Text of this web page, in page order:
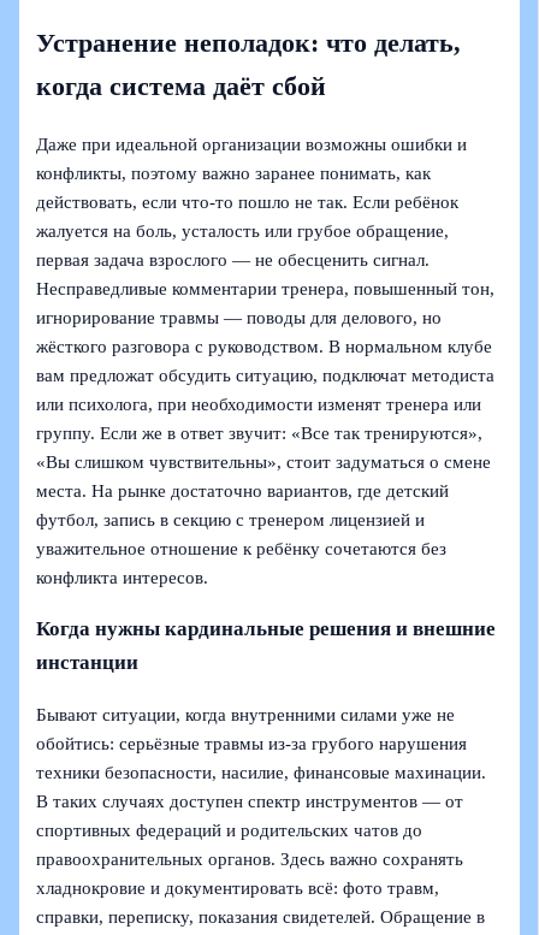
Устранение неполадок: что делать,
когда система даёт сбой
Даже при идеальной организации возможны ошибки и
конфликты, поэтому важно заранее понимать, как
действовать, если что-то пошло не так. Если ребёнок
жалуется на боль, усталость или грубое обращение,
первая задача взрослого — не обесценить сигнал.
Несправедливые комментарии тренера, повышенный тон,
игнорирование травмы — поводы для делового, но
жёсткого разговора с руководством. В нормальном клубе
вам предложат обсудить ситуацию, подключат методиста
или психолога, при необходимости изменят тренера или
группу. Если же в ответ звучит: «Все так тренируются»,
«Вы слишком чувствительны», стоит задуматься о смене
места. На рынке достаточно вариантов, где детский
футбол, запись в секцию с тренером лицензией и
уважительное отношение к ребёнку сочетаются без
конфликта интересов.
Когда нужны кардинальные решения и внешние
инстанции
Бывают ситуации, когда внутренними силами уже не
обойтись: серьёзные травмы из-за грубого нарушения
техники безопасности, насилие, финансовые махинации.
В таких случаях доступен спектр инструментов — от
спортивных федераций и родительских чатов до
правоохранительных органов. Здесь важно сохранять
хладнокровие и документировать всё: фото травм,
справки, переписку, показания свидетелей. Обращение в